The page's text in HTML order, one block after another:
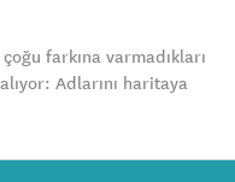
farkına varmadıkları
Adlarını haritaya